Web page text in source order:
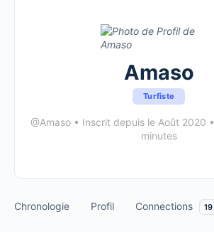
Amaso
Turfiste
@Amaso • Inscrit depuis le Août 2020 •
minutes
Chronologie Profil Connections 19